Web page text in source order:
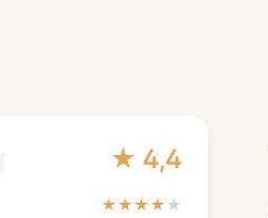
★ 4,4
★★★★ ★